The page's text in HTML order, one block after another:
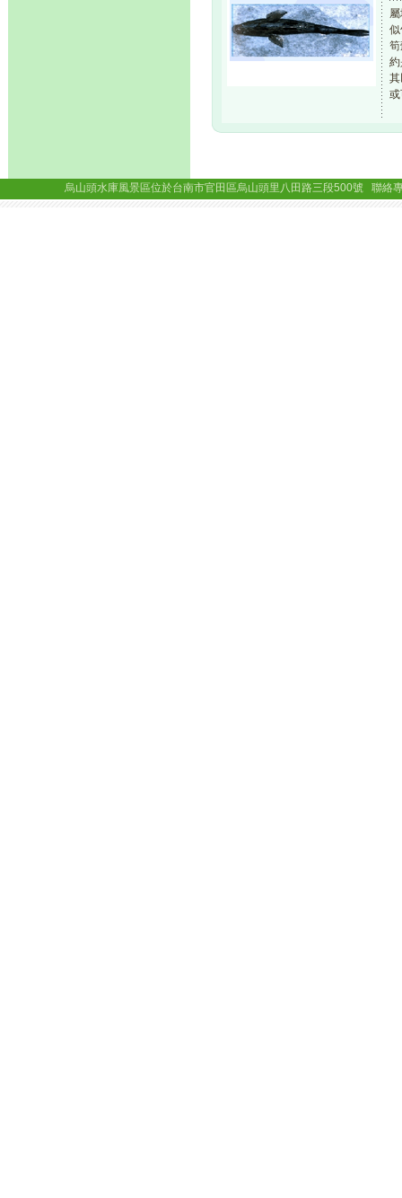
烏山頭水庫風景區位於台南市官田區烏山頭里八田路三段500號 聯